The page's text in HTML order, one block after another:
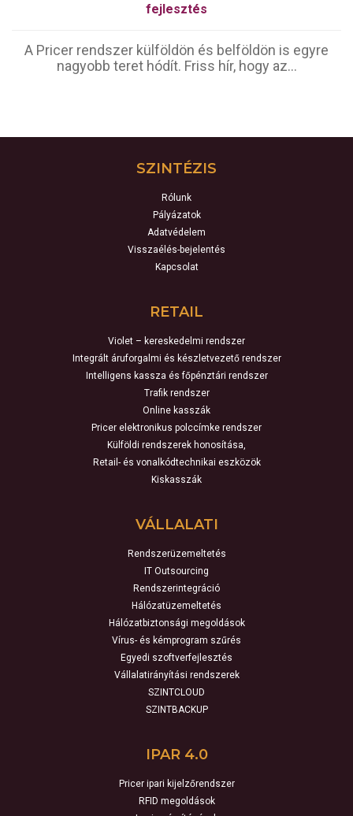
fejlesztés
A Pricer rendszer külföldön és belföldön is egyre
nagyobb teret hódít. Friss hír, hogy az...
SZINTÉZIS
Rólunk
Pályázatok
Adatvédelem
Visszaélés-bejelentés
Kapcsolat
RETAIL
Violet – kereskedelmi rendszer
Integrált áruforgalmi és készletvezető rendszer
Intelligens kassza és főpénztári rendszer
Trafik rendszer
Online kasszák
Pricer elektronikus polccímke rendszer
Külföldi rendszerek honosítása,
Retail- és vonalkódtechnikai eszközök
Kiskasszák
VÁLLALATI
Rendszerüzemeltetés
IT Outsourcing
Rendszerintegráció
Hálózatüzemeltetés
Hálózatbiztonsági megoldások
Vírus- és kémprogram szűrés
Egyedi szoftverfejlesztés
Vállalatirányítási rendszerek
SZINTCLOUD
SZINTBACKUP
IPAR 4.0
Pricer ipari kijelzőrendszer
RFID megoldások